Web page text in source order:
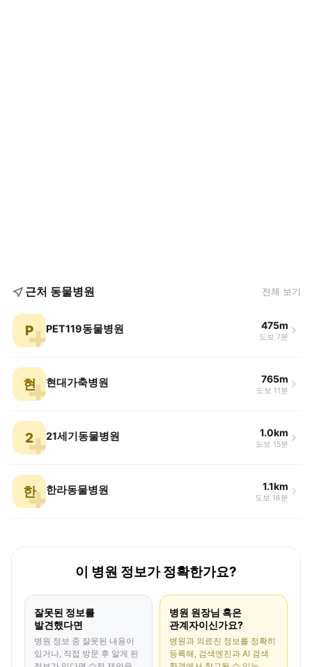
근처 동물병원 전체 보기
P PET119동물병원 475m
도보 7분
현 현대가축병원 765m
도보 11분
2 21세기동물병원 1.0km
도보 15분
한 한라동물병원 1.1km
도보 16분
이 병원 정보가 정확한가요?
잘못된 정보를
발견했다면
병원 정보 중 잘못된 내용이
있거나, 직접 방문 후 알게 된
병원 원장님 혹은
관계자이신가요?
병원과 의료진 정보를 정확히
등록해, 검색엔진과 AI 검색